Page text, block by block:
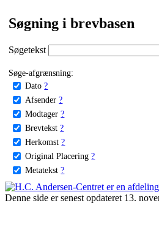
Søgning i brevbasen
Søgetekst
Søge-afgrænsning:
Dato ?
Afsender ?
Modtager ?
Brevtekst ?
Herkomst ?
Original Placering ?
Metatekst ?
Denne side er senest opdateret 13.